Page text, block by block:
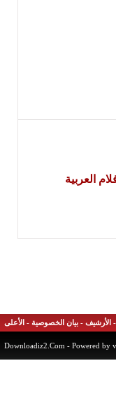
العربية
-بيان الخصوصية-الأعلى
Downloadiz2.Com- Powered